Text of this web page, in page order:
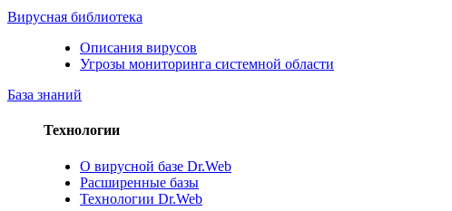
Вирусная библиотека
Описания вирусов
Угрозы мониторинга системной области
База знаний
Технологии
О вирусной базе Dr.Web
Расширенные базы
Технологии Dr.Web